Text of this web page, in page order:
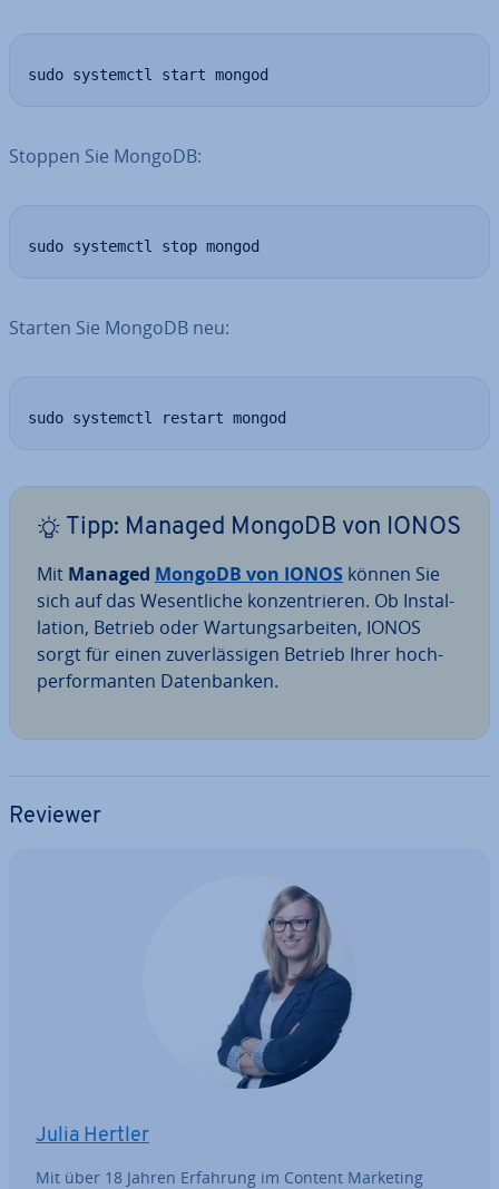
sudo systemctl start mongod
Stoppen Sie MongoDB:
sudo systemctl stop mongod
Starten Sie MongoDB neu:
sudo systemctl restart mongod
Tipp: Managed MongoDB von IONOS
Mit Managed MongoDB von IONOS können Sie
sich auf das We­sent­li­che kon­zen­trie­ren. Ob In­stal­
la­ti­on, Betrieb oder War­tungs­ar­bei­ten, IONOS
sorgt für einen zu­ver­läs­si­gen Betrieb Ihrer hoch­
per­for­man­ten Da­ten­ban­ken.
Reviewer
Julia Hertler
Mit über 18 Jahren Erfahrung im Content Marketing